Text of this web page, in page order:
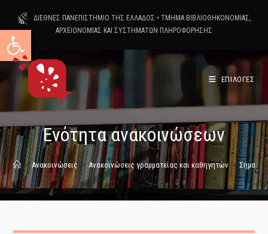
Ανοίξτε τη γραμμή εργαλείων
content
ΔΙΕΘΝΕΣ ΠΑΝΕΠΙΣΤΗΜΙΟ ΤΗΣ ΕΛΛΑΔΟΣ • ΤΜΗΜΑ ΒΙΒΛΙΟΘΗΚΟΝΟΜΙΑΣ,
ΑΡΧΕΙΟΝΟΜΙΑΣ ΚΑΙ ΣΥΣΤΗΜΑΤΩΝ ΠΛΗΡΟΦΟΡΗΣΗΣ
ΕΠΙΛΟΓΕΣ
Ενότητα ανακοινώσεων
> Ανακοινώσεις > Ανακοινώσεις γραμματείας και καθηγητών >